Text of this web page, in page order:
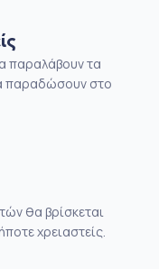
παραλάβουν τα
παραδώσουν στο
θα βρίσκεται
χρειαστείς.